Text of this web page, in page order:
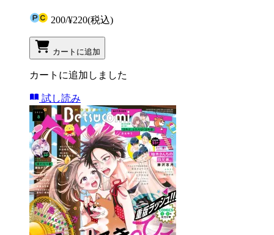
200/¥220(税込)
カートに追加
カートに追加しました
試し読み